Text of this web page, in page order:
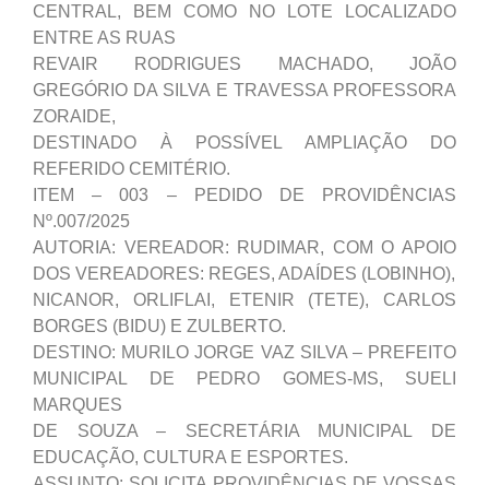
CENTRAL, BEM COMO NO LOTE LOCALIZADO
ENTRE AS RUAS
REVAIR RODRIGUES MACHADO, JOÃO
GREGÓRIO DA SILVA E TRAVESSA PROFESSORA
ZORAIDE,
DESTINADO À POSSÍVEL AMPLIAÇÃO DO
REFERIDO CEMITÉRIO.
ITEM – 003 – PEDIDO DE PROVIDÊNCIAS
Nº.007/2025
AUTORIA: VEREADOR: RUDIMAR, COM O APOIO
DOS VEREADORES: REGES, ADAÍDES (LOBINHO),
NICANOR, ORLIFLAI, ETENIR (TETE), CARLOS
BORGES (BIDU) E ZULBERTO.
DESTINO: MURILO JORGE VAZ SILVA – PREFEITO
MUNICIPAL DE PEDRO GOMES-MS, SUELI
MARQUES
DE SOUZA – SECRETÁRIA MUNICIPAL DE
EDUCAÇÃO, CULTURA E ESPORTES.